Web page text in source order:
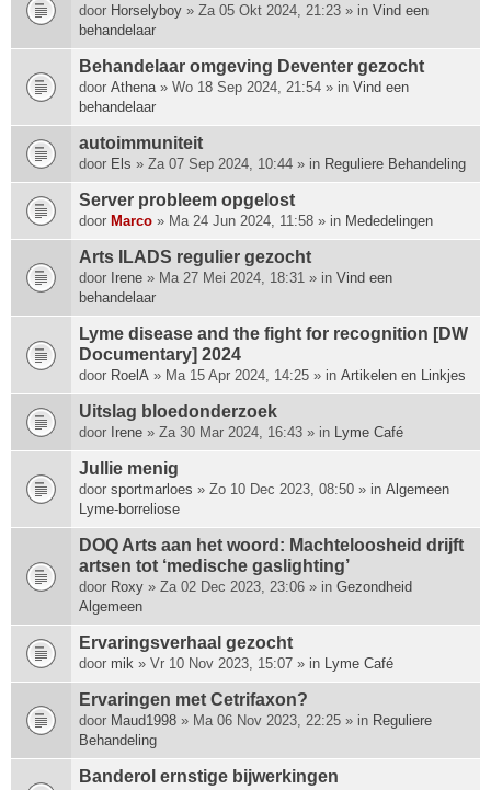
door Horselyboy » Za 05 Okt 2024, 21:23 » in Vind een
behandelaar
Behandelaar omgeving Deventer gezocht
door Athena » Wo 18 Sep 2024, 21:54 » in Vind een
behandelaar
autoimmuniteit
door Els » Za 07 Sep 2024, 10:44 » in Reguliere Behandeling
Server probleem opgelost
door Marco » Ma 24 Jun 2024, 11:58 » in Mededelingen
Arts ILADS regulier gezocht
door Irene » Ma 27 Mei 2024, 18:31 » in Vind een
behandelaar
Lyme disease and the fight for recognition [DW
Documentary] 2024
door RoelA » Ma 15 Apr 2024, 14:25 » in Artikelen en Linkjes
Uitslag bloedonderzoek
door Irene » Za 30 Mar 2024, 16:43 » in Lyme Café
Jullie menig
door sportmarloes » Zo 10 Dec 2023, 08:50 » in Algemeen
Lyme-borreliose
DOQ Arts aan het woord: Machte­loosheid drijft
artsen tot ‘medische gas­lighting’
door Roxy » Za 02 Dec 2023, 23:06 » in Gezondheid
Algemeen
Ervaringsverhaal gezocht
door mik » Vr 10 Nov 2023, 15:07 » in Lyme Café
Ervaringen met Cetrifaxon?
door Maud1998 » Ma 06 Nov 2023, 22:25 » in Reguliere
Behandeling
Banderol ernstige bijwerkingen